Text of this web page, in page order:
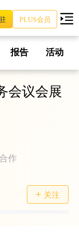
PLUS会员
报告 活动
会议会展
作
关注